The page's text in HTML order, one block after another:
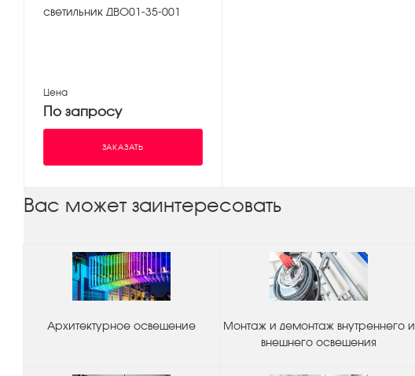
светильник ДВО01-35-001
Цена
По запросу
ЗАКАЗАТЬ
Вас может заинтересовать
Архитектурное освещение
Монтаж и демонтаж внутреннего и
внешнего освещения